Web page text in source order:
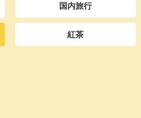
国内旅行
紅茶